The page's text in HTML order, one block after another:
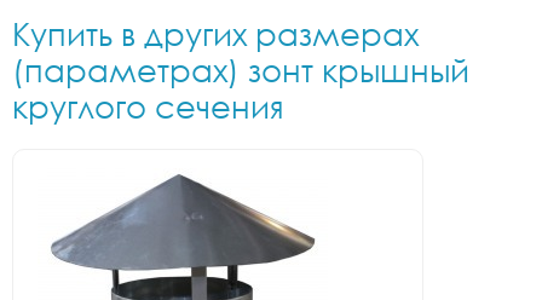
Купить в других размерах
(параметрах) зонт крышный
круглого сечения